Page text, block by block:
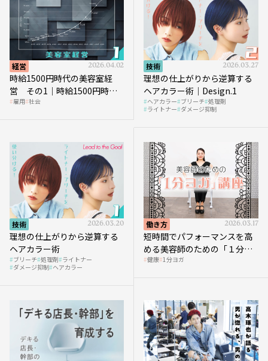
経営 2026.04.02
時給1500円時代の美容室経
営 その1｜時給1500円時代
へ向かう社会的背景
雇用 社会
技術 2026.03.27
理想の仕上がりから逆算する
ヘアカラー術｜Design.1
ヘアカラー ブリーチ 処理剤
ライトナー ダメージ抑制
技術 2026.03.20
理想の仕上がりから逆算する
ヘアカラー術
ブリーチ 処理剤 ライトナー
ダメージ抑制 ヘアカラー
働き方 2026.03.17
短時間でパフォーマンスを高
める美容師のための「１分ヨ
ガ」講座｜実践編
健康 1分ヨガ